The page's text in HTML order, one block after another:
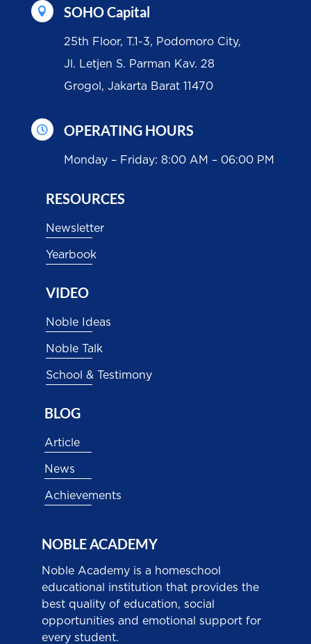
 SOHO Capital
25th Floor, T.1-3, Podomoro City,
Jl. Letjen S. Parman Kav. 28
Grogol, Jakarta Barat 11470
 OPERATING HOURS
Monday – Friday: 8:00 AM – 06:00 PM
RESOURCES
Newsletter
Yearbook
VIDEO
Noble Ideas
Noble Talk
School & Testimony
BLOG
Article
News
Achievements
NOBLE ACADEMY
Noble Academy is a homeschool
educational institution that provides the
best quality of education, social
opportunities and emotional support for
every student.